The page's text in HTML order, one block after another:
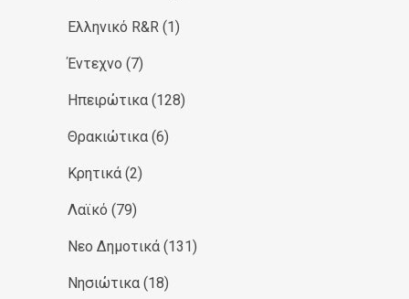
Ελληνικό R&R (1)
Έντεχνο (7)
Ηπειρώτικα (128)
Θρακιώτικα (6)
Κρητικά (2)
Λαϊκό (79)
Νεο Δημοτικά (131)
Νησιώτικα (18)